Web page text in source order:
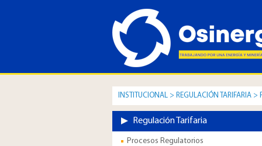
INSTITUCIONAL > REGULACIÓN TARIFARIA >
Regulación Tarifaria
Procesos Regulatorios